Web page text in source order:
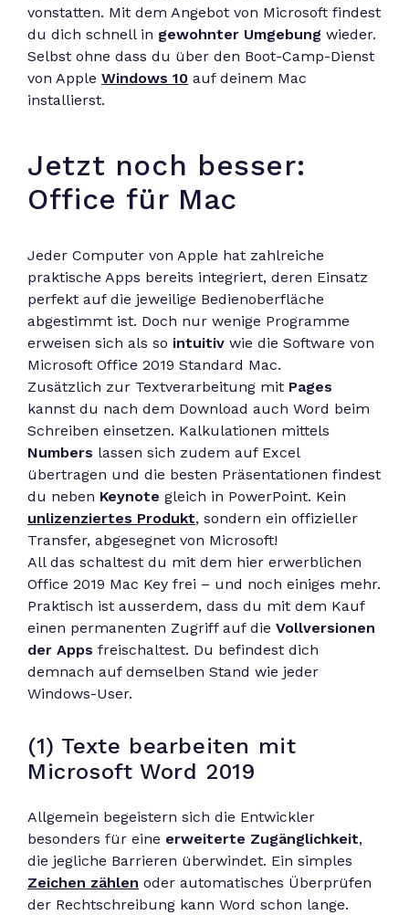
vonstatten. Mit dem Angebot von Microsoft findest
du dich schnell in gewohnter Umgebung wieder.
Selbst ohne dass du über den Boot-Camp-Dienst
von Apple Windows 10 auf deinem Mac
installierst.
Jetzt noch besser:
Office für Mac
Jeder Computer von Apple hat zahlreiche
praktische Apps bereits integriert, deren Einsatz
perfekt auf die jeweilige Bedienoberfläche
abgestimmt ist. Doch nur wenige Programme
erweisen sich als so intuitiv wie die Software von
Microsoft Office 2019 Standard Mac.
Zusätzlich zur Textverarbeitung mit Pages
kannst du nach dem Download auch Word beim
Schreiben einsetzen. Kalkulationen mittels
Numbers lassen sich zudem auf Excel
übertragen und die besten Präsentationen findest
du neben Keynote gleich in PowerPoint. Kein
unlizenziertes Produkt, sondern ein offizieller
Transfer, abgesegnet von Microsoft!
All das schaltest du mit dem hier erwerblichen
Office 2019 Mac Key frei – und noch einiges mehr.
Praktisch ist ausserdem, dass du mit dem Kauf
einen permanenten Zugriff auf die Vollversionen
der Apps freischaltest. Du befindest dich
demnach auf demselben Stand wie jeder
Windows-User.
(1) Texte bearbeiten mit
Microsoft Word 2019
Allgemein begeistern sich die Entwickler
besonders für eine erweiterte Zugänglichkeit,
die jegliche Barrieren überwindet. Ein simples
Zeichen zählen oder automatisches Überprüfen
der Rechtschreibung kann Word schon lange.